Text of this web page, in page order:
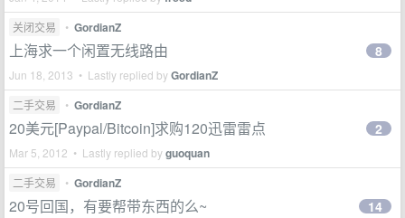
关闭交易 • GordianZ
上海求一个闲置无线路由
Jun 18, 2013 • Lastly replied byGordianZ
8
二手交易 • GordianZ
20美元[Paypal/Bitcoin]求购120迅雷雷点
Mar 5, 2012 • Lastly replied byguoquan
2
二手交易 • GordianZ
20号回国，有要帮带东西的么~ 14